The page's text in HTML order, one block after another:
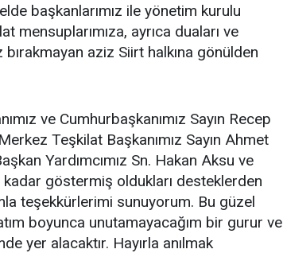
başkanlarımız ile yönetim kurulu
mensuplarımıza, ayrıca duaları ve
aziz Siirt halkına gönülden
ve Cumhurbaşkanımız Sayın Recep
Teşkilat Başkanımız Sayın Ahmet
Yardımcımız Sn. Hakan Aksu ve
kadar göstermiş oldukları desteklerden
teşekkürlerimi sunuyorum. Bu güzel
boyunca unutamayacağım bir gurur ve
yer alacaktır. Hayırla anılmak